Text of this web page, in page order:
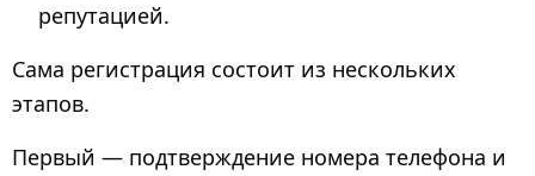
репутацией.
Сама регистрация состоит из нескольких
этапов.
Первый — подтверждение номера телефона и